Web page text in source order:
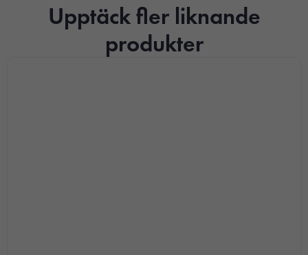
Upptäck fler liknande
produkter